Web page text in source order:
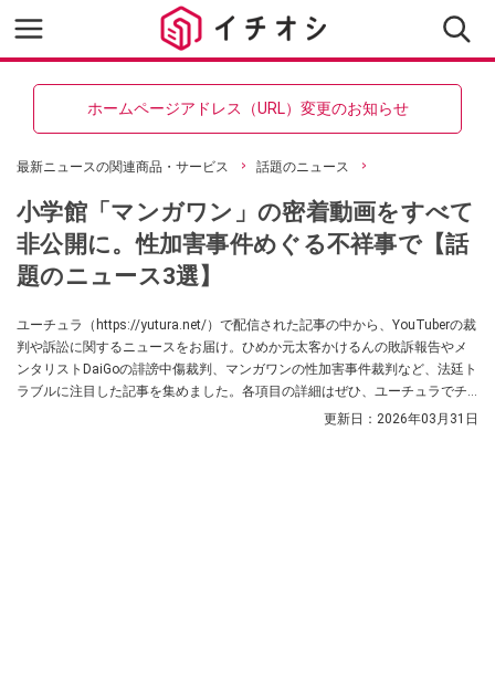
ホームページアドレス（URL）変更のお知らせ
最新ニュースの関連商品・サービス 話題のニュース
小学館「マンガワン」の密着動画をすべて
非公開に。性加害事件めぐる不祥事で【話
題のニュース3選】
ユーチュラ（https://yutura.net/）で配信された記事の中から、YouTuberの裁
判や訴訟に関するニュースをお届け。ひめか元太客かけるんの敗訴報告やメ
ンタリストDaiGoの誹謗中傷裁判、マンガワンの性加害事件裁判など、法廷ト
ラブルに注目した記事を集めました。各項目の詳細はぜひ、ユーチュラでチ
更新日： 2026年03月31日